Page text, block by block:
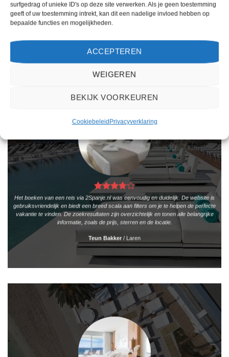
surfgedrag of unieke ID's op deze site verwerken. Als je geen toestemming
geeft of uw toestemming intrekt, kan dit een nadelige invloed hebben op
bepaalde functies en mogelijkheden.
ACCEPTEREN
WEIGEREN
BEKIJK VOORKEUREN
CookiebeleidPrivacyverklaring
PRIJZEN EN BOEKEN PRIJZEN EN BOEKEN
WAT ZE OVER ONS ZEGGEN
Het boeken van een reis via 2Spanje.nl was eenvoudig en duidelijk. De website is
gebruiksvriendelijk en biedt een breed scala aan filters om je te helpen de perfecte
vakantie te vinden. De zoekresultaten zijn overzichtelijk en tonen alle belangrijke
informatie, zoals de prijs, sterren en de locatie.
Teun Bakker / Laren